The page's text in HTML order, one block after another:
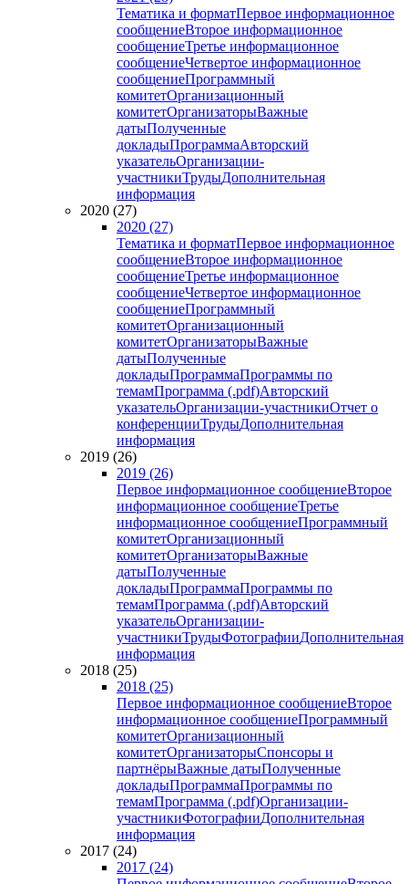
Тематика и форматПервое информационное
сообщениеВторое информационное
сообщениеТретье информационное
сообщениеЧетвертое информационное
сообщениеПрограммный
комитетОрганизационный
комитетОрганизаторыВажные
датыПолученные
докладыПрограммаАвторский
указательОрганизации-
участникиТрудыДополнительная
информация
2020 (27)
2020 (27)
Тематика и форматПервое информационное
сообщениеВторое информационное
сообщениеТретье информационное
сообщениеЧетвертое информационное
сообщениеПрограммный
комитетОрганизационный
комитетОрганизаторыВажные
датыПолученные
докладыПрограммаПрограммы по
темамПрограмма (.pdf)Авторский
указательОрганизации-участникиОтчет о
конференцииТрудыДополнительная
информация
2019 (26)
2019 (26)
Первое информационное сообщениеВторое
информационное сообщениеТретье
информационное сообщениеПрограммный
комитетОрганизационный
комитетОрганизаторыВажные
датыПолученные
докладыПрограммаПрограммы по
темамПрограмма (.pdf)Авторский
указательОрганизации-
участникиТрудыФотографииДополнительная
информация
2018 (25)
2018 (25)
Первое информационное сообщениеВторое
информационное сообщениеПрограммный
комитетОрганизационный
комитетОрганизаторыСпонсоры и
партнёрыВажные датыПолученные
докладыПрограммаПрограммы по
темамПрограмма (.pdf)Организации-
участникиФотографииДополнительная
информация
2017 (24)
2017 (24)